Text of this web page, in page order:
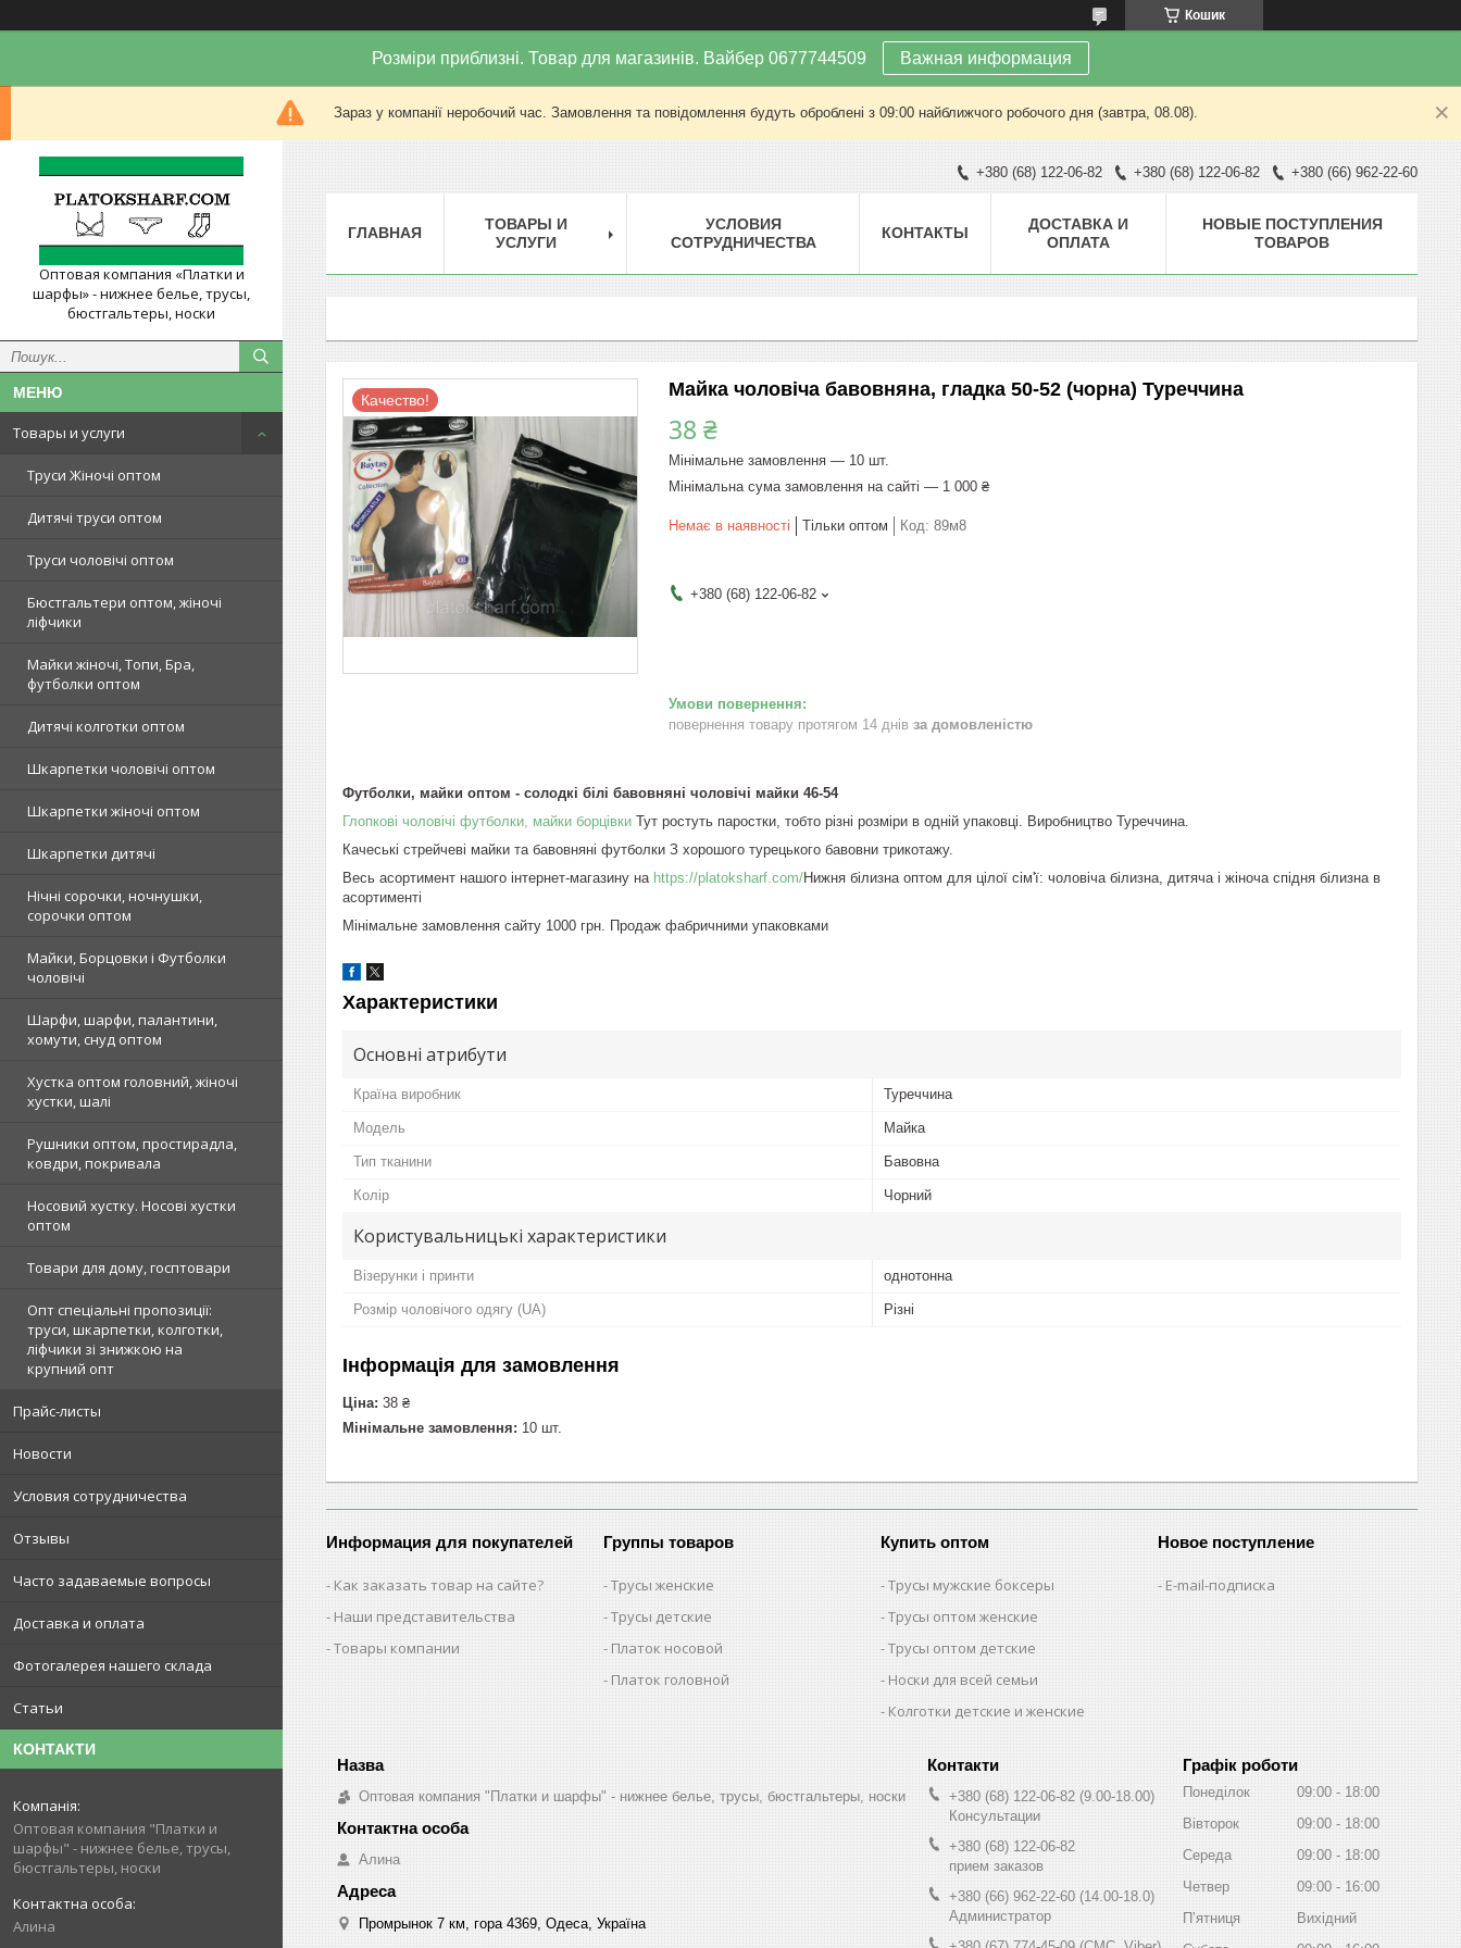
Кошик
Розміри приблизні. Товар для магазинів. Вайбер 0677744509 Важная информация
Зараз у компанії неробочий час. Замовлення та повідомлення будуть оброблені з 09:00 найближчого робочого дня (завтра, 08.08).
Оптовая компания «Платки и
шарфы» - нижнее белье, трусы,
бюстгальтеры, носки
Товары и услуги
Труси Жіночі оптом
Дитячі труси оптом
Труси чоловічі оптом
Бюстгальтери оптом, жіночі
ліфчики
Майки жіночі, Топи, Бра,
футболки оптом
Дитячі колготки оптом
Шкарпетки чоловічі оптом
Шкарпетки жіночі оптом
Шкарпетки дитячі
Нічні сорочки, ночнушки,
сорочки оптом
Майки, Борцовки і Футболки
чоловічі
Шарфи, шарфи, палантини,
хомути, снуд оптом
Хустка оптом головний, жіночі
хустки, шалі
Рушники оптом, простирадла,
ковдри, покривала
Носовий хустку. Носові хустки
оптом
Товари для дому, госптовари
Опт спеціальні пропозиції:
труси, шкарпетки, колготки,
ліфчики зі знижкою на
крупний опт
Прайс-листы
Новости
Условия сотрудничества
Отзывы
Часто задаваемые вопросы
Доставка и оплата
Фотогалерея нашего склада
Статьи
КОНТАКТИ
Оптовая компания "Платки и
шарфы" - нижнее белье, трусы,
бюстгальтеры, носки
Алина
+380 (68) 122-06-82 +380 (68) 122-06-82 +380 (66) 962-22-60
ГЛАВНАЯ
ТОВАРЫ И
УСЛУГИ
УСЛОВИЯ
СОТРУДНИЧЕСТВА
КОНТАКТЫ
ДОСТАВКА И
ОПЛАТА
НОВЫЕ ПОСТУПЛЕНИЯ
ТОВАРОВ
Качество! Майка чоловіча бавовняна, гладка 50-52 (чорна) Туреччина
38 ₴
Мінімальне замовлення — 10 шт.
Мінімальна сума замовлення на сайті — 1 000 ₴
Немає в наявності Тільки оптом Код: 89м8
+380 (68) 122-06-82
повернення товару протягом 14 днів за домовленістю
Футболки, майки оптом - солодкі білі бавовняні чоловічі майки 46-54
Глопкові чоловічі футболки, майки борцівки Тут ростуть паростки, тобто різні розміри в одній упаковці. Виробництво Туреччина.
Качеські стрейчеві майки та бавовняні футболки З хорошого турецького бавовни трикотажу.
Весь асортимент нашого інтернет-магазину на https://platoksharf.com/Нижня білизна оптом для цілої сім'ї: чоловіча білизна, дитяча і жіноча спідня білизна в
асортименті
Мінімальне замовлення сайту 1000 грн. Продаж фабричними упаковками
Характеристики
Основні атрибути
Країна виробник Туреччина
Модель Майка
Тип тканини Бавовна
Колір Чорний
Користувальницькі характеристики
Візерунки і принти однотонна
Розмір чоловічого одягу (UA) Різні
Інформація для замовлення
Ціна: 38 ₴
Мінімальне замовлення: 10 шт.
Информация для покупателей
Как заказать товар на сайте?
Наши представительства
Товары компании
Группы товаров
Трусы женские
Трусы детские
Платок носовой
Платок головной
Купить оптом
Трусы мужские боксеры
Трусы оптом женские
Трусы оптом детские
Носки для всей семьи
Колготки детские и женские
Новое поступление
E-mail-подписка
Оптовая компания "Платки и шарфы" - нижнее белье, трусы, бюстгальтеры, носки
Алина
Промрынок 7 км, гора 4369, Одеса, Україна
+380 (68) 122-06-82 9.00-18.00
Консультации
+380 (68) 122-06-82
прием заказов
+380 (66) 962-22-60 14.00-18.0
Администратор
Графік роботи
Понеділок 09:00
18:00
Вівторок
09:00
18:00
Середа
09:00
18:00
Четвер
09:00
16:00
Пʼятниця
Вихідний